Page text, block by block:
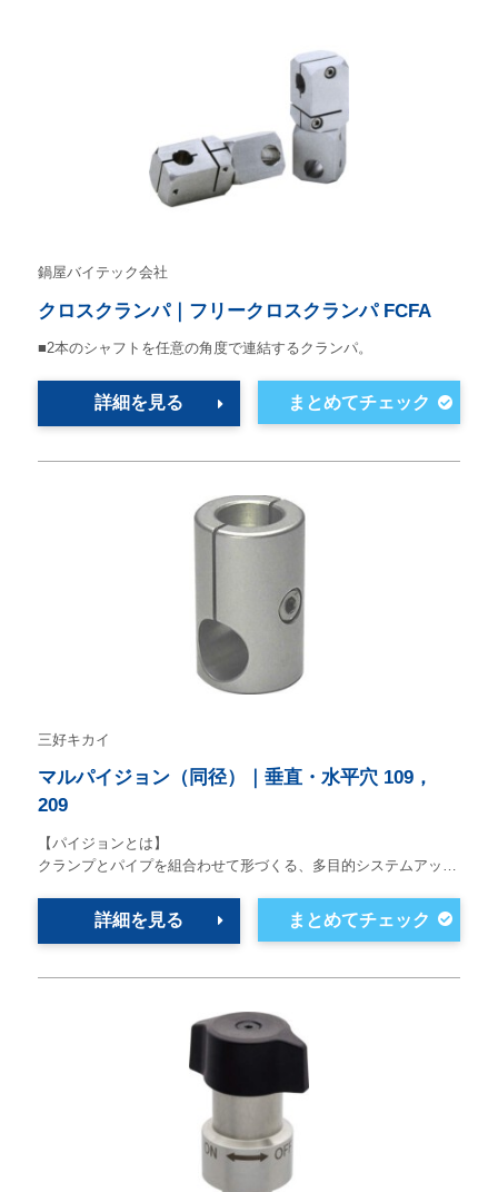
鍋屋バイテック会社
クロスクランパ｜フリークロスクランパ FCFA
■2本のシャフトを任意の角度で連結するクランパ。
詳細を見る
三好キカイ
マルパイジョン（同径）｜垂直・水平穴 109，
209
【パイジョンとは】
クランプとパイプを組合わせて形づくる、多目的システムアッ…
詳細を見る